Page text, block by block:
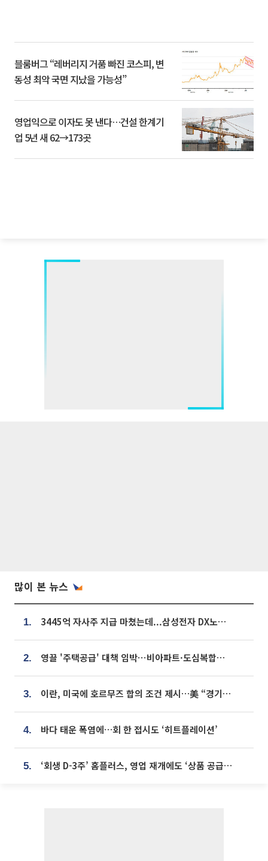
블룸버그 “레버리지 거품 빠진 코스피, 변
동성 최악 국면 지났을 가능성”
영업익으로 이자도 못 낸다…건설 한계기
업 5년 새 62→173곳
많이 본 뉴스
1. 3445억 자사주 지급 마쳤는데...삼성전자 DX노조, 뒤늦은 '떼쓰기 집회'
2. 영끌 '주택공급' 대책 임박⋯비아파트·도심복합까지 총동원
3. 이란, 미국에 호르무즈 합의 조건 제시…美 “경기 아직 안 끝나” [종합]
4. 바다 태운 폭염에…회 한 접시도 ‘히트플레이션’
5. ‘회생 D-3주’ 홈플러스, 영업 재개에도 ‘상품 공급망’ 복구가 생존 관건